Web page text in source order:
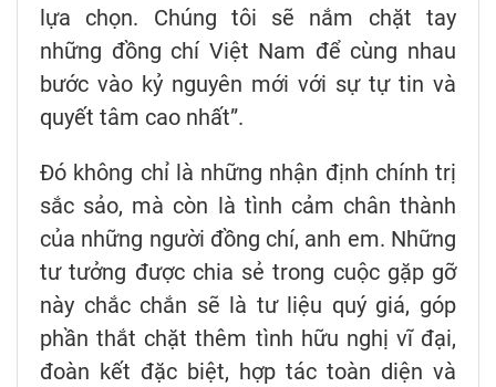
lựa chọn. Chúng tôi sẽ nắm chặt tay
những đồng chí Việt Nam để cùng nhau
bước vào kỷ nguyên mới với sự tự tin và
quyết tâm cao nhất”.
Đó không chỉ là những nhận định chính trị
sắc sảo, mà còn là tình cảm chân thành
của những người đồng chí, anh em. Những
tư tưởng được chia sẻ trong cuộc gặp gỡ
này chắc chắn sẽ là tư liệu quý giá, góp
phần thắt chặt thêm tình hữu nghị vĩ đại,
đoàn kết đặc biệt, hợp tác toàn diện và